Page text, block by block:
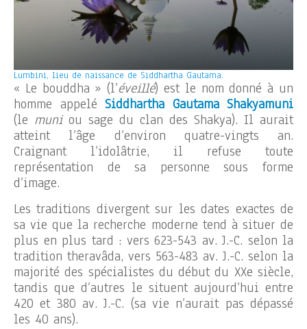
Lumbini, lieu de naissance de Siddhartha Gautama.
« Le bouddha » (l’éveillé) est le nom donné à un
homme appelé Siddhartha Gautama Shakyamuni
(le muni ou sage du clan des Shakya). Il aurait
atteint l’âge d’environ quatre-vingts an.
Craignant l’idolâtrie, il refuse toute
représentation de sa personne sous forme
d’image.
Les traditions divergent sur les dates exactes de
sa vie que la recherche moderne tend à situer de
plus en plus tard : vers 623-543 av. J.-C. selon la
tradition theravâda, vers 563-483 av. J.-C. selon la
majorité des spécialistes du début du XXe siècle,
tandis que d’autres le situent aujourd’hui entre
420 et 380 av. J.-C. (sa vie n’aurait pas dépassé
les 40 ans).